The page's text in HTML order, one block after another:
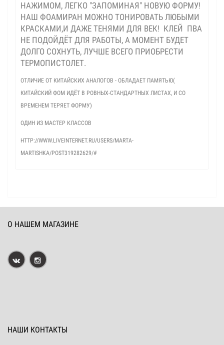
НАЖИМОМ, ЛЕГКО "ЗАПОМИНАЯ" НОВУЮ ФОРМУ!
НАШ ФОАМИРАН МОЖНО ТОНИРОВАТЬ ЛЮБЫМИ
КРАСКАМИ,И ДАЖЕ ТЕНЯМИ ДЛЯ ВЕК! КЛЕЙ ПВА
НЕ ПОДОЙДЁТ ДЛЯ РАБОТЫ, А МОМЕНТ БУДЕТ
ДОЛГО СОХНУТЬ, ЛУЧШЕ ВСЕГО ПРИОБРЕСТИ
ТЕРМОПИСТОЛЕТ.
ОТЛИЧИЕ ОТ КИТАЙСКИХ АНАЛОГОВ - ОБЛАДАЕТ ПАМЯТЬЮ(
КИТАЙСКИЙ ФОМ ИДЁТ В РОВНЫХ-СТАНДАРТНЫХ ЛИСТАХ, И СО
ВРЕМЕНЕМ ТЕРЯЕТ ФОРМУ)
ОДИН ИЗ МАСТЕР КЛАССОВ
HTTP://WWW.LIVEINTERNET.RU/USERS/MARTA-
MARTISHKA/POST319282629/#
О НАШЕМ МАГАЗИНЕ
НАШИ КОНТАКТЫ